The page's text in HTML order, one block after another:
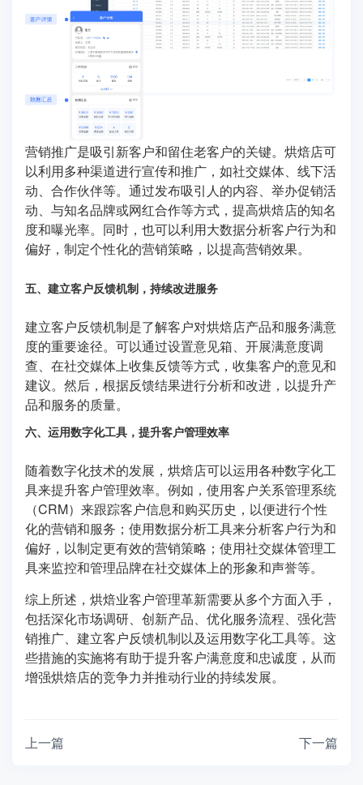
营销推广是吸引新客户和留住老客户的关键。烘焙店可
以利用多种渠道进行宣传和推广，如社交媒体、线下活
动、合作伙伴等。通过发布吸引人的内容、举办促销活
动、与知名品牌或网红合作等方式，提高烘焙店的知名
度和曝光率。同时，也可以利用大数据分析客户行为和
偏好，制定个性化的营销策略，以提高营销效果。
五、建立客户反馈机制，持续改进服务
建立客户反馈机制是了解客户对烘焙店产品和服务满意
度的重要途径。可以通过设置意见箱、开展满意度调
查、在社交媒体上收集反馈等方式，收集客户的意见和
建议。然后，根据反馈结果进行分析和改进，以提升产
品和服务的质量。
六、运用数字化工具，提升客户管理效率
随着数字化技术的发展，烘焙店可以运用各种数字化工
具来提升客户管理效率。例如，使用客户关系管理系统
（CRM）来跟踪客户信息和购买历史，以便进行个性
化的营销和服务；使用数据分析工具来分析客户行为和
偏好，以制定更有效的营销策略；使用社交媒体管理工
具来监控和管理品牌在社交媒体上的形象和声誉等。
综上所述，烘焙业客户管理革新需要从多个方面入手，
包括深化市场调研、创新产品、优化服务流程、强化营
销推广、建立客户反馈机制以及运用数字化工具等。这
些措施的实施将有助于提升客户满意度和忠诚度，从而
增强烘焙店的竞争力并推动行业的持续发展。
上一篇 下一篇